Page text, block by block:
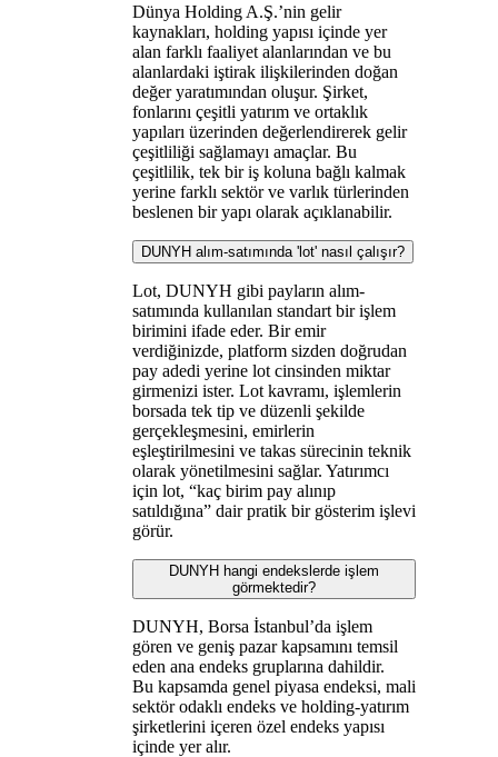
Dünya Holding A.Ş.’nin gelir
kaynakları, holding yapısı içinde yer
alan farklı faaliyet alanlarından ve bu
alanlardaki iştirak ilişkilerinden doğan
değer yaratımından oluşur. Şirket,
fonlarını çeşitli yatırım ve ortaklık
yapıları üzerinden değerlendirerek gelir
çeşitliliği sağlamayı amaçlar. Bu
çeşitlilik, tek bir iş koluna bağlı kalmak
yerine farklı sektör ve varlık türlerinden
beslenen bir yapı olarak açıklanabilir.
DUNYH alım-satımında 'lot' nasıl çalışır?
Lot, DUNYH gibi payların alım-
satımında kullanılan standart bir işlem
birimini ifade eder. Bir emir
verdiğinizde, platform sizden doğrudan
pay adedi yerine lot cinsinden miktar
girmenizi ister. Lot kavramı, işlemlerin
borsada tek tip ve düzenli şekilde
gerçekleşmesini, emirlerin
eşleştirilmesini ve takas sürecinin teknik
olarak yönetilmesini sağlar. Yatırımcı
için lot, “kaç birim pay alınıp
satıldığına” dair pratik bir gösterim işlevi
görür.
DUNYH hangi endekslerde işlem
görmektedir?
DUNYH, Borsa İstanbul’da işlem
gören ve geniş pazar kapsamını temsil
eden ana endeks gruplarına dahildir.
Bu kapsamda genel piyasa endeksi, mali
sektör odaklı endeks ve holding-yatırım
şirketlerini içeren özel endeks yapısı
içinde yer alır.